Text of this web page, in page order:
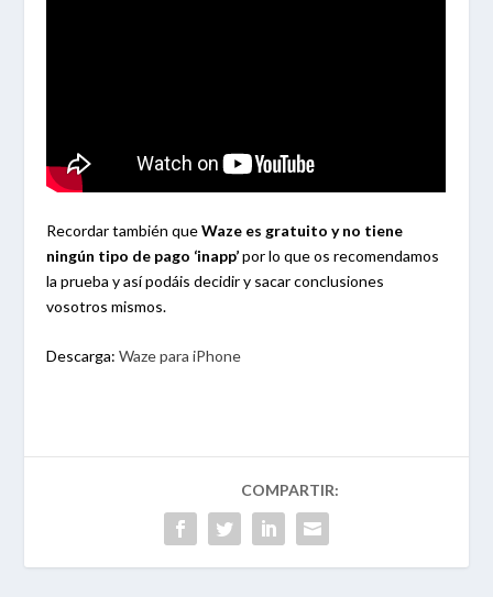
Recordar también queWaze es gratuito y no tiene
ningún tipo de pago ‘inapp’por lo que os recomendamos
la prueba y así podáis decidir y sacar conclusiones
vosotros mismos.
Descarga:Waze para iPhone